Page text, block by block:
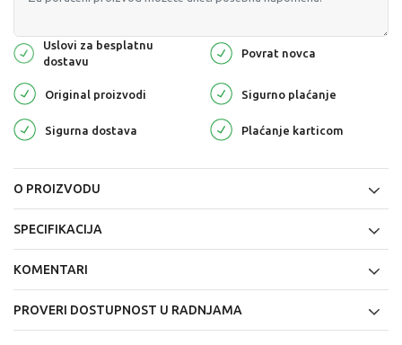
Uslovi za besplatnu
dostavu
Povrat novca
Original proizvodi Sigurno plaćanje
Sigurna dostava Plaćanje karticom
O PROIZVODU
SPECIFIKACIJA
KOMENTARI
PROVERI DOSTUPNOST U RADNJAMA